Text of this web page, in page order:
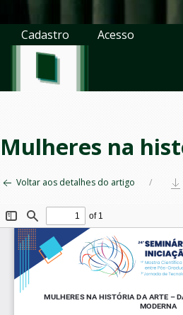
Cadastro Acesso
Mulheres na
Voltar aos detalhes do artigo